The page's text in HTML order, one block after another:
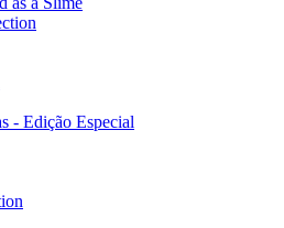
- Edição Especial